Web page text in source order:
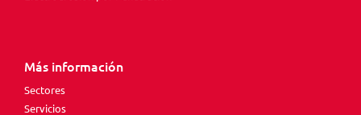
Más información
Sectores
Servicios